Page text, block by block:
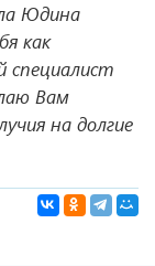
Юдина
как
Вам
на долгие